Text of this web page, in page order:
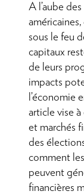
A l’aube
sous le feu
capitaux
de leurs
impacts
l’économie
article vise
et marchés
des
comment
peuvent
financières